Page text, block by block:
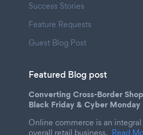
Success Stories
Feature Requests
Guest Blog Post
Featured Blog post
Converting Cross-Border
Black Friday & Cyber Monday
Online commerce is an